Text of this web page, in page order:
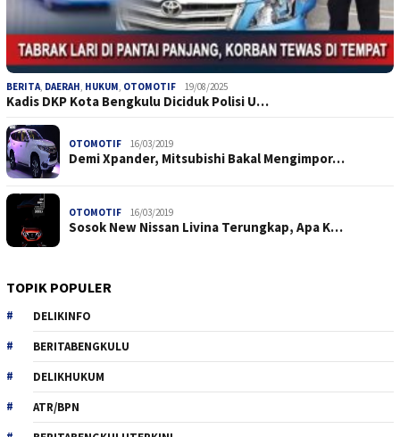
BERITA, DAERAH, HUKUM, OTOMOTIF 19/08/2025
Kadis DKP Kota Bengkulu Diciduk Polisi U…
OTOMOTIF 16/03/2019
Demi Xpander, Mitsubishi Bakal Mengimpor…
OTOMOTIF 16/03/2019
Sosok New Nissan Livina Terungkap, Apa K…
TOPIK POPULER
DELIKINFO
BERITABENGKULU
DELIKHUKUM
ATR/BPN